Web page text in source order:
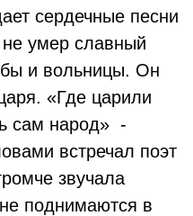
сердечные песни
умер славный
и вольницы. Он
«Где царили
сам народ» -
встречал поэт
звучала
поднимаются в